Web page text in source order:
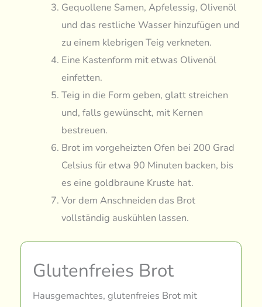
Gequollene Samen, Apfelessig, Olivenöl
und das restliche Wasser hinzufügen und
zu einem klebrigen Teig verkneten.
Eine Kastenform mit etwas Olivenöl
einfetten.
Teig in die Form geben, glatt streichen
und, falls gewünscht, mit Kernen
bestreuen.
Brot im vorgeheizten Ofen bei 200 Grad
Celsius für etwa 90 Minuten backen, bis
es eine goldbraune Kruste hat.
Vor dem Anschneiden das Brot
vollständig auskühlen lassen.
Glutenfreies Brot
Hausgemachtes, glutenfreies Brot mit